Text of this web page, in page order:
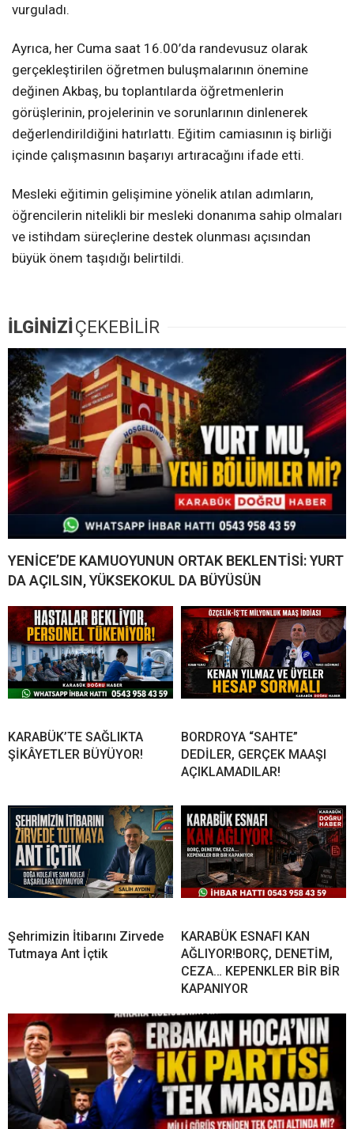
vurguladı.
Ayrıca, her Cuma saat 16.00’da randevusuz olarak
gerçekleştirilen öğretmen buluşmalarının önemine
değinen Akbaş, bu toplantılarda öğretmenlerin
görüşlerinin, projelerinin ve sorunlarının dinlenerek
değerlendirildiğini hatırlattı. Eğitim camiasının iş birliği
içinde çalışmasının başarıyı artıracağını ifade etti.
Mesleki eğitimin gelişimine yönelik atılan adımların,
öğrencilerin nitelikli bir mesleki donanıma sahip olmaları
ve istihdam süreçlerine destek olunması açısından
büyük önem taşıdığı belirtildi.
İLGİNİZİÇEKEBİLİR
YENİCE’DE KAMUOYUNUN ORTAK BEKLENTİSİ: YURT
DA AÇILSIN, YÜKSEKOKUL DA BÜYÜSÜN
KARABÜK’TE SAĞLIKTA
ŞİKÂYETLER BÜYÜYOR!
BORDROYA “SAHTE”
DEDİLER, GERÇEK MAAŞI
AÇIKLAMADILAR!
Şehrimizin İtibarını Zirvede
Tutmaya Ant İçtik
KARABÜK ESNAFI KAN
AĞLIYOR!BORÇ, DENETİM,
CEZA… KEPENKLER BİR BİR
KAPANIYOR